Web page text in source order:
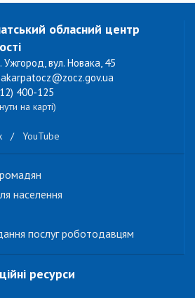
обласний центр
Ужгород, вул. Новака, 45
400-125
на карті)
/ YouTube
населення
послуг роботодавцям
ресурси